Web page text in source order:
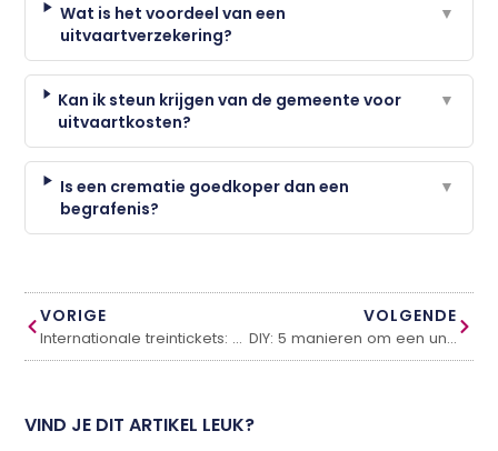
Wat is het voordeel van een
uitvaartverzekering?
▼
Kan ik steun krijgen van de gemeente voor
uitvaartkosten?
▼
Is een crematie goedkoper dan een
begrafenis?
▼
VORIGE
Internationale treintickets: stedentrip per trein in Europa
VOLGENDE
DIY: 5 manieren om een uniek en warm interieur te creëren.
VIND JE DIT ARTIKEL LEUK?